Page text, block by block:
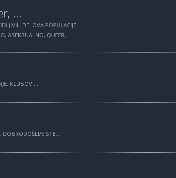
...
DELOVA POPULACIJE.
ASEKSUALNO, QUEER, ...
KLUBOVI...
DOBRODOŠLI/E STE...